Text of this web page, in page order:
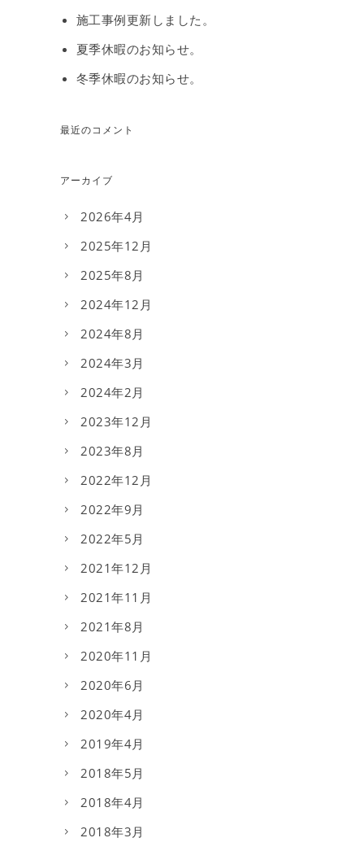
施工事例更新しました。
夏季休暇のお知らせ。
冬季休暇のお知らせ。
最近のコメント
アーカイブ
2026年4月
2025年12月
2025年8月
2024年12月
2024年8月
2024年3月
2024年2月
2023年12月
2023年8月
2022年12月
2022年9月
2022年5月
2021年12月
2021年11月
2021年8月
2020年11月
2020年6月
2020年4月
2019年4月
2018年5月
2018年4月
2018年3月